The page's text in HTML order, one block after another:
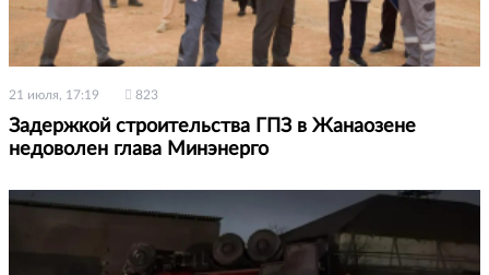
21 июля, 17:19 823
Задержкой строительства ГПЗ в Жанаозене
недоволен глава Минэнерго